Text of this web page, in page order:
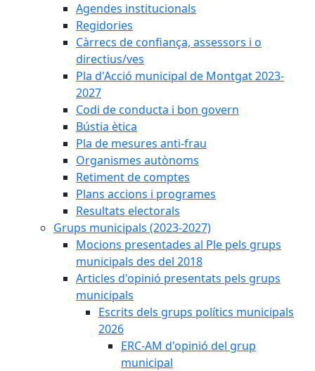
Agendes institucionals
Regidories
Càrrecs de confiança, assessors i o
directius/ves
Pla d'Acció municipal de Montgat 2023-
2027
Codi de conducta i bon govern
Bústia ètica
Pla de mesures anti-frau
Organismes autònoms
Retiment de comptes
Plans accions i programes
Resultats electorals
Grups municipals (2023-2027)
Mocions presentades al Ple pels grups
municipals des del 2018
Articles d'opinió presentats pels grups
municipals
Escrits dels grups polítics municipals
2026
ERC-AM d'opinió del grup
municipal